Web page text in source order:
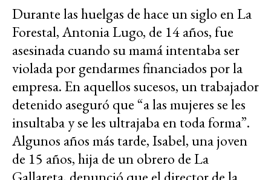
Durante las huelgas de hace un siglo en La
Forestal, Antonia Lugo, de 14 años, fue
asesinada cuando su mamá intentaba ser
violada por gendarmes financiados por la
empresa. En aquellos sucesos, un trabajador
detenido aseguró que “a las mujeres se les
insultaba y se les ultrajaba en toda forma”.
Algunos años más tarde, Isabel, una joven
de 15 años, hija de un obrero de La